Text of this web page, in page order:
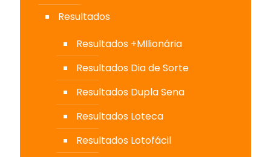
Resultados
Resultados +MIlionária
Resultados Dia de Sorte
Resultados Dupla Sena
Resultados Loteca
Resultados Lotofácil